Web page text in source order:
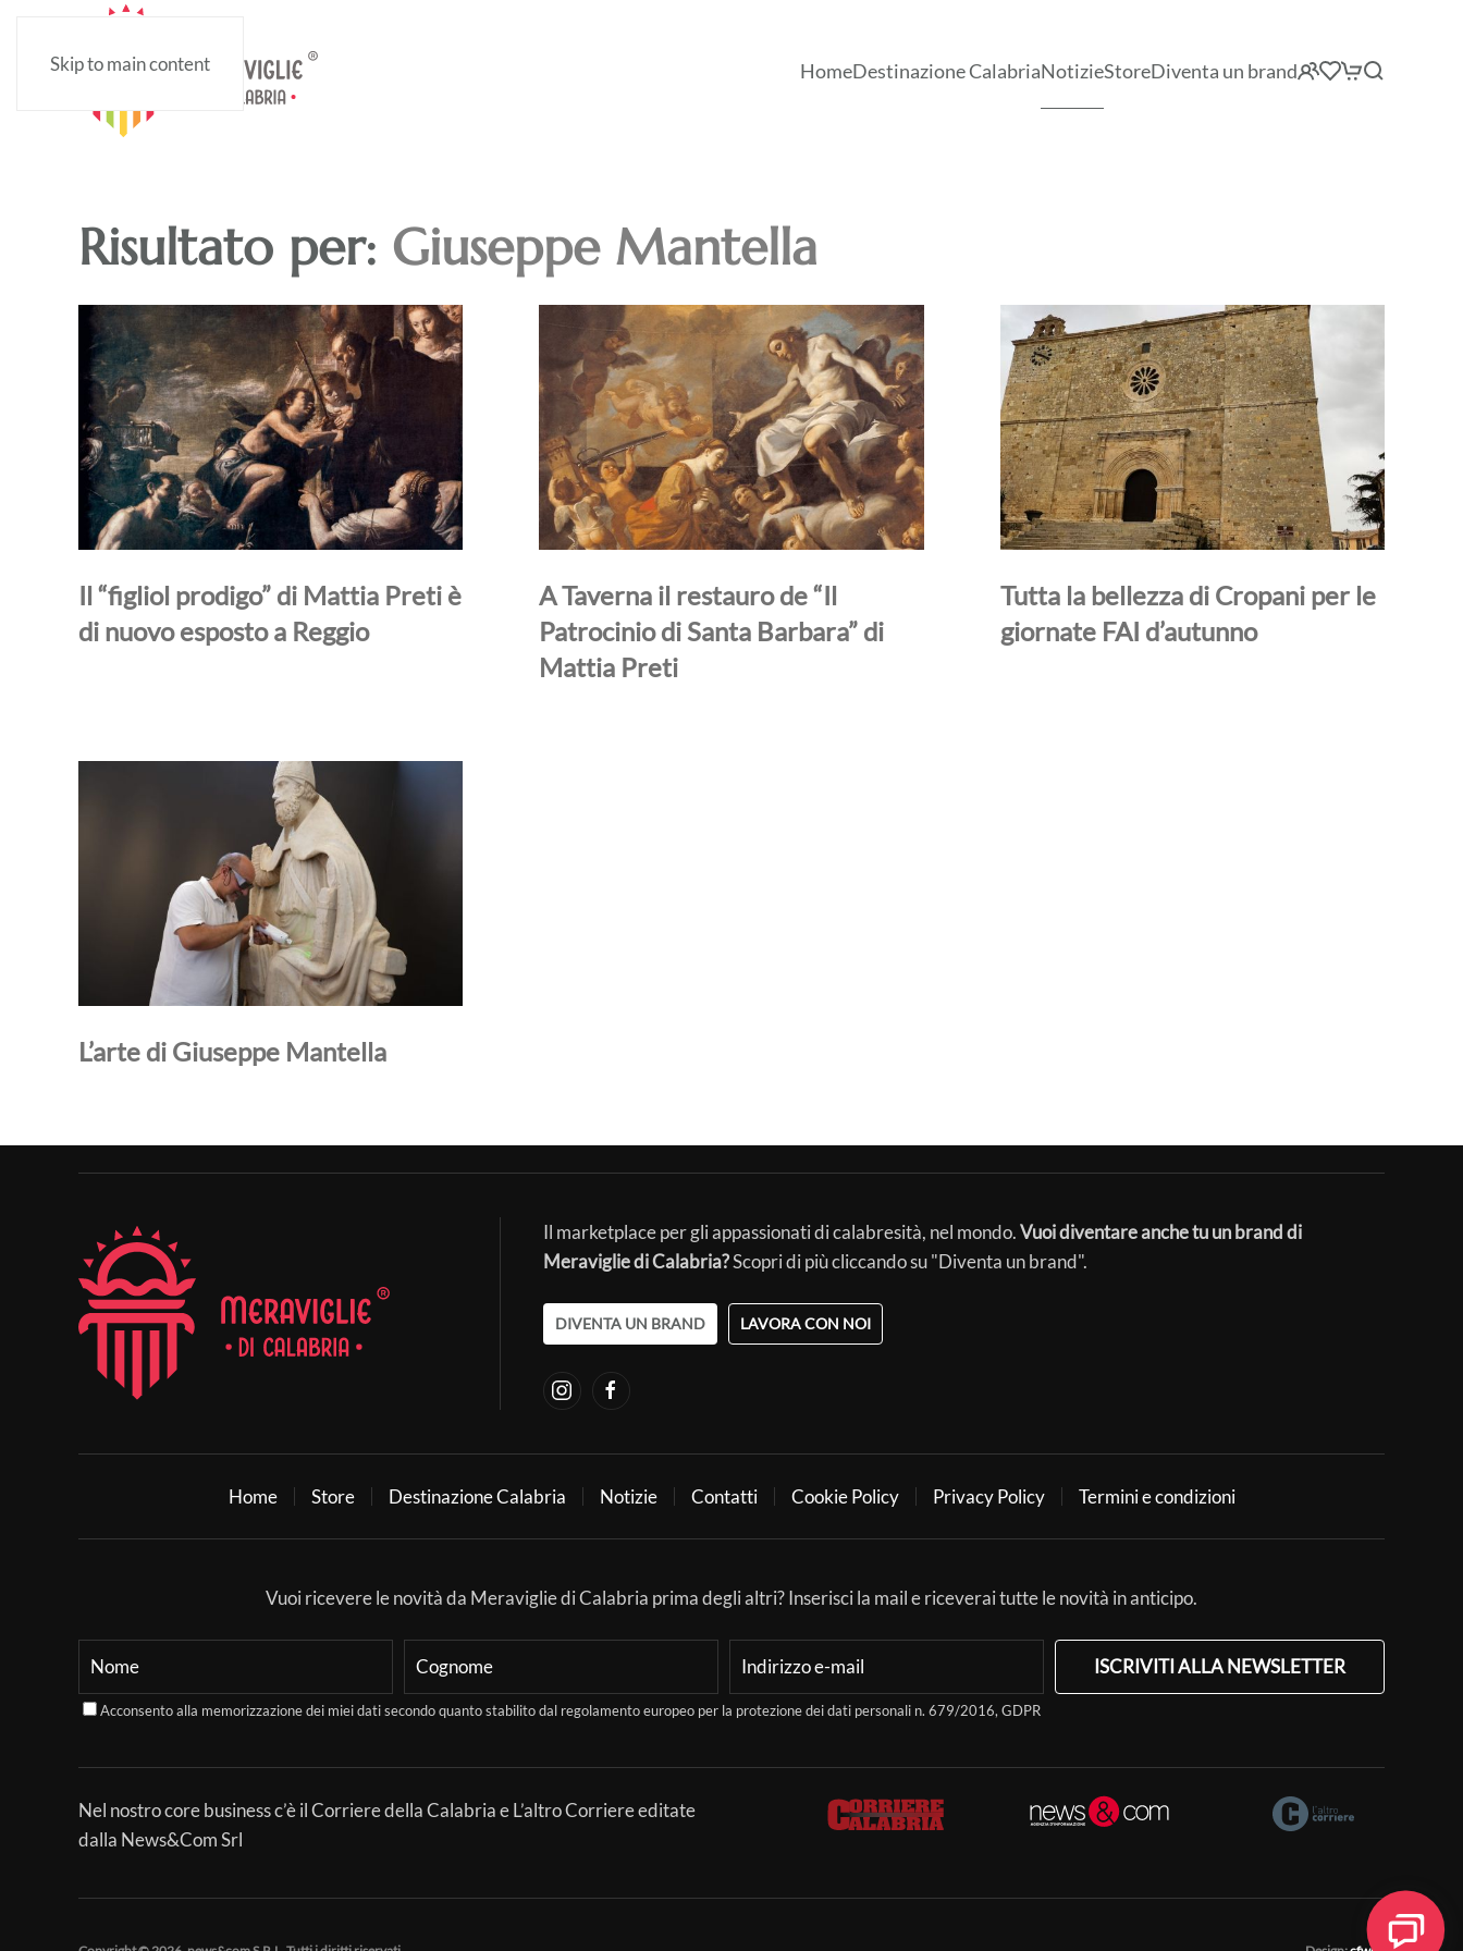
Skip to main content HomeDestinazione CalabriaNotizieStoreDiventa un brand
Risultato per: Giuseppe Mantella
Il “figliol prodigo” di Mattia Preti è
di nuovo esposto a Reggio
A Taverna il restauro de “Il
Patrocinio di Santa Barbara” di
Mattia Preti
Tutta la bellezza di Cropani per le
giornate FAI d’autunno
L’arte di Giuseppe Mantella
Il marketplace per gli appassionati di calabresità, nel mondo.Vuoi diventare anche tu un brand di
Meraviglie di Calabria?Scopri di più cliccando su "Diventa un brand".
DIVENTA UN BRAND LAVORA CON NOI
Home Store Destinazione Calabria Notizie Contatti Cookie Policy Privacy Policy Termini e condizioni
Vuoi ricevere le novità da Meraviglie di Calabria prima degli altri? Inserisci la mail e riceverai tutte le novità in anticipo.
ISCRIVITI ALLA NEWSLETTER
Acconsento alla memorizzazione dei miei dati secondo quanto stabilito dal regolamento europeo per la protezione dei dati personali n. 679/2016, GDPR
Nel nostro core business c’è il Corriere della Calabria e L’altro Corriere editate
dalla News&Com Srl